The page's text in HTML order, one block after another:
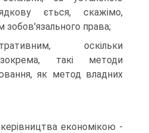
ється, скажімо,
зобов'язального права;
оскільки
такі методи
як метод владних
економікою -